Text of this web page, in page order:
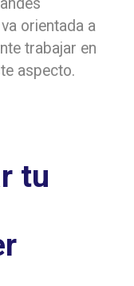
orientada a
trabajar en
aspecto.
tu